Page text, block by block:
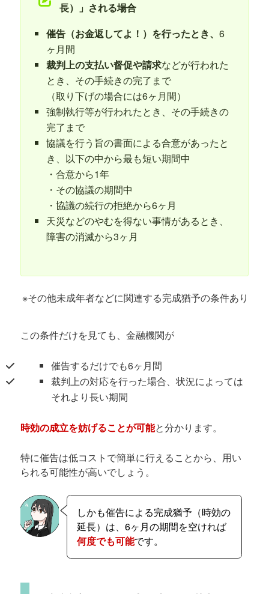
長）」される場合
催告（お金返してよ！）を行ったとき、 6
ヶ月間
裁判上の支払い督促や請求などが行われた
とき、その手続きの完了まで
（取り下げの場合には6ヶ月間）
強制執行等が行われたとき、その手続きの
完了まで
協議を行う旨の書面による合意があったと
き、以下の中から最も短い期間中
・合意から1年
・その協議の期間中
・協議の続行の拒絶から6ヶ月
天災などのやむを得ない事情があるとき、
障害の消滅から3ヶ月
※その他未成年者などに関連する完成猶予の条件あり
この条件だけを見ても、金融機関が
催告するだけでも6ヶ月間
裁判上の対応を行った場合、状況によっては
それより長い期間
時効の成立を妨げることが可能と分かります。
特に催告は低コストで簡単に行えることから、用い
られる可能性が高いでしょう。
しかも催告による完成猶予（時効の
延長）は、6ヶ月の期間を空ければ
何度でも可能です。